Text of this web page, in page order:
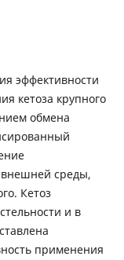
эффективности
кетоза крупного
обмена
внешней среды,
Кетоз
и в
применения